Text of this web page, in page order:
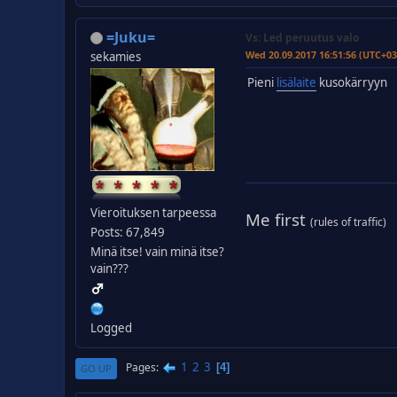
=Juku=
sekamies
Vieroituksen tarpeessa
Posts: 67,849
Minä itse! vain minä itse?
vain???
Logged
Vs: Led peruutus valo
Wed 20.09.2017 16:51:56
Pieni lisälaite kusokärryyn
Me first (rules of traffic)
GO UP Pages 1 2 3 4